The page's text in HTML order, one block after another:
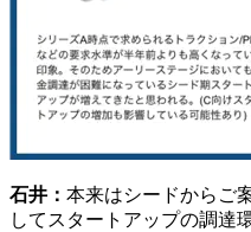
石井： 本来はシードからご
してスタートアップの調達